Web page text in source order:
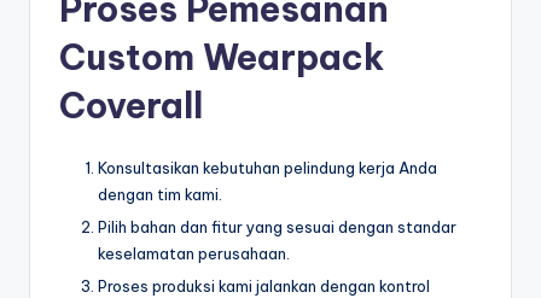
Custom Wearpack
Coverall
Konsultasikan kebutuhan pelindung kerja Anda
dengan tim kami.
Pilih bahan dan fitur yang sesuai dengan standar
keselamatan perusahaan.
Proses produksi kami jalankan dengan kontrol